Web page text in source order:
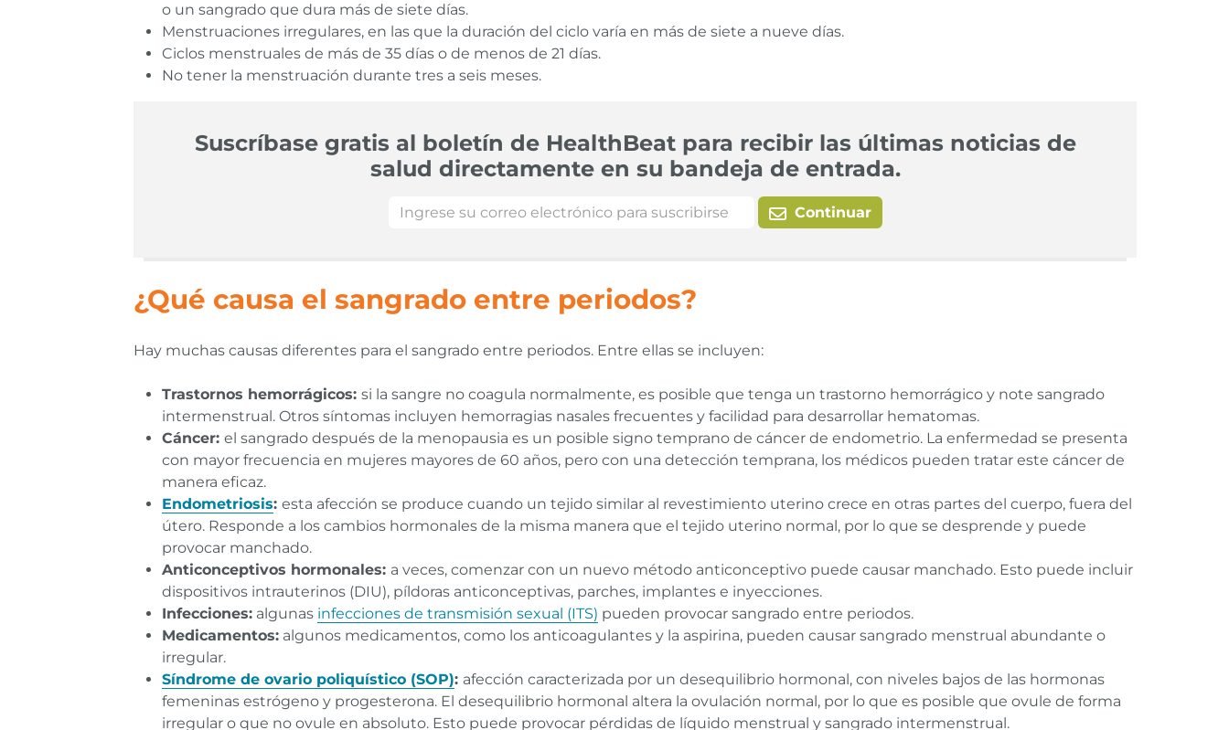
o un sangrado que dura más de siete días.
Menstruaciones irregulares, en las que la duración del ciclo varía en más de siete a nueve días.
Ciclos menstruales de más de 35 días o de menos de 21 días.
No tener la menstruación durante tres a seis meses.
Suscríbase gratis al boletín de HealthBeat para recibir las últimas noticias de
salud directamente en su bandeja de entrada.
Continuar
¿Qué causa el sangrado entre periodos?
Hay muchas causas diferentes para el sangrado entre periodos. Entre ellas se incluyen:
Trastornos hemorrágicos: si la sangre no coagula normalmente, es posible que tenga un trastorno hemorrágico y note sangrado
intermenstrual. Otros síntomas incluyen hemorragias nasales frecuentes y facilidad para desarrollar hematomas.
Cáncer: el sangrado después de la menopausia es un posible signo temprano de cáncer de endometrio. La enfermedad se presenta
con mayor frecuencia en mujeres mayores de 60 años, pero con una detección temprana, los médicos pueden tratar este cáncer de
manera eficaz.
Endometriosis: esta afección se produce cuando un tejido similar al revestimiento uterino crece en otras partes del cuerpo, fuera del
útero. Responde a los cambios hormonales de la misma manera que el tejido uterino normal, por lo que se desprende y puede
provocar manchado.
Anticonceptivos hormonales: a veces, comenzar con un nuevo método anticonceptivo puede causar manchado. Esto puede incluir
dispositivos intrauterinos (DIU), píldoras anticonceptivas, parches, implantes e inyecciones.
Infecciones: algunas infecciones de transmisión sexual (ITS) pueden provocar sangrado entre periodos.
Medicamentos: algunos medicamentos, como los anticoagulantes y la aspirina, pueden causar sangrado menstrual abundante o
irregular.
Síndrome de ovario poliquístico (SOP): afección caracterizada por un desequilibrio hormonal, con niveles bajos de las hormonas
femeninas estrógeno y progesterona. El desequilibrio hormonal altera la ovulación normal, por lo que es posible que ovule de forma
irregular o que no ovule en absoluto. Esto puede provocar pérdidas de líquido menstrual y sangrado intermenstrual.